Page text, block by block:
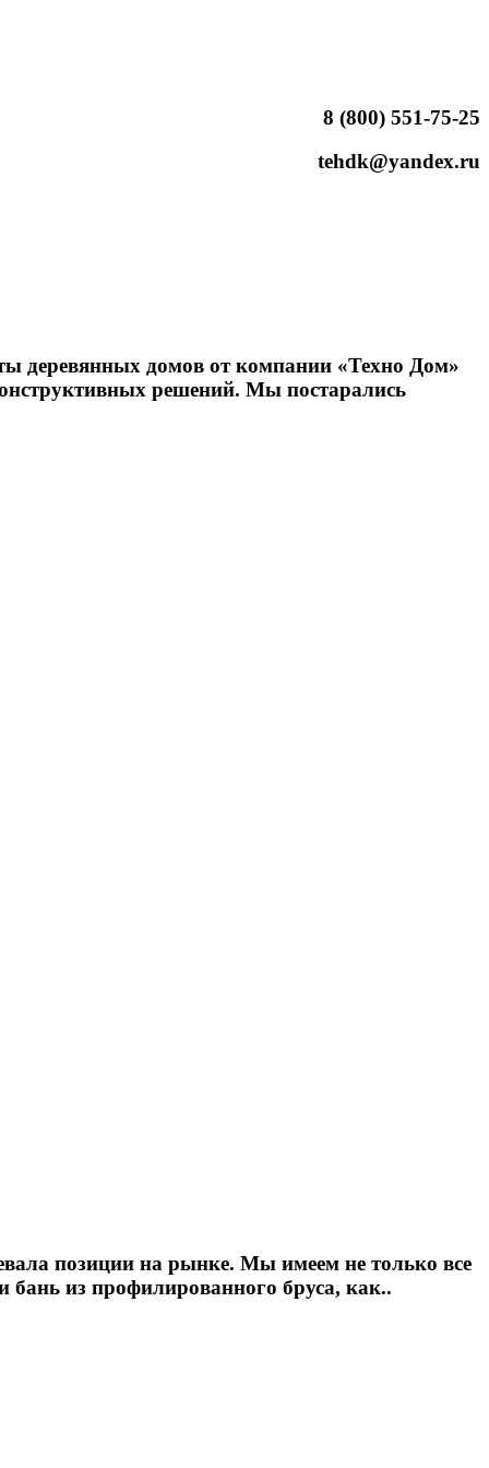
8 (800) 551-75-25
tehdk@yandex.ru
деревянных домов от компании «Техно Дом»
решений. Мы постарались
позиции на рынке. Мы имеем не только все
бань из профилированного бруса, как..